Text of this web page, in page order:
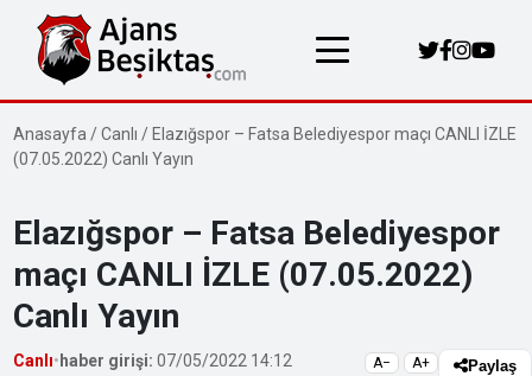
Anasayfa /Canlı / Elazığspor – Fatsa Belediyespor maçı CANLI İZLE
(07.05.2022) Canlı Yayın
Elazığspor – Fatsa Belediyespor
maçı CANLI İZLE (07.05.2022)
Canlı Yayın
Canlı• haber girişi: 07/05/2022 14:12 A− A+ Paylaş